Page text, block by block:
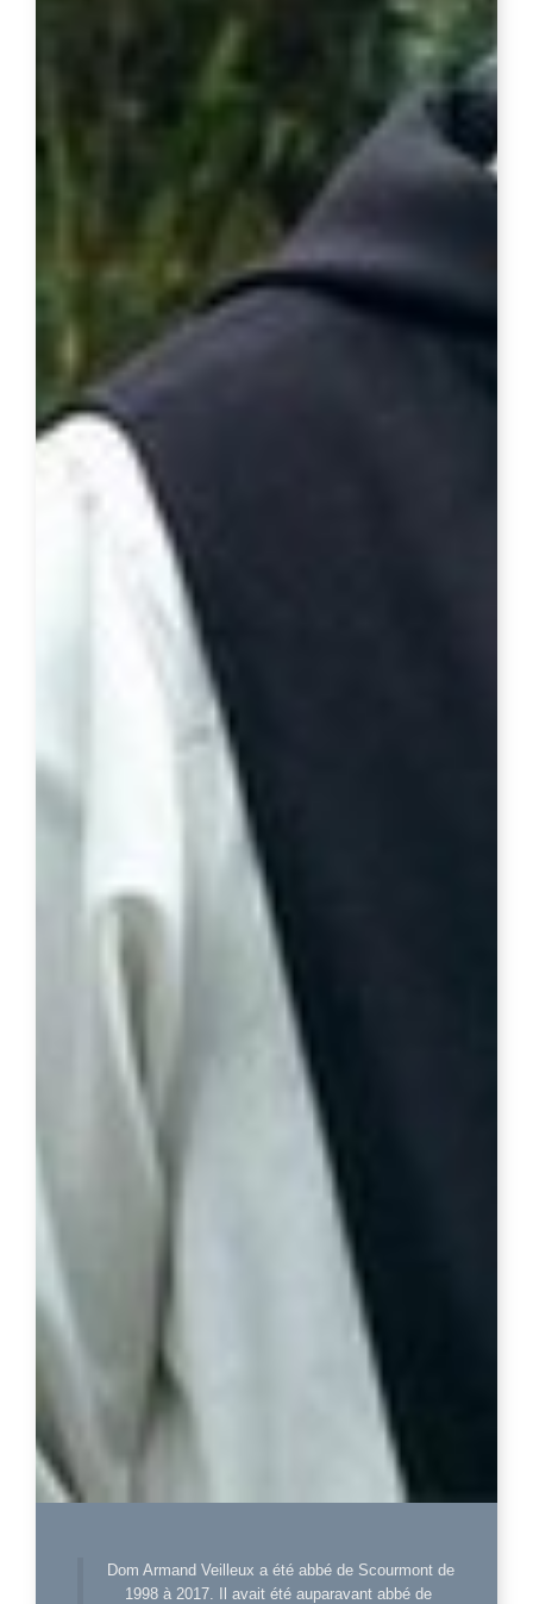
Dom Armand Veilleux a été abbé de Scourmont de
1998 à 2017. Il avait été auparavant abbé de